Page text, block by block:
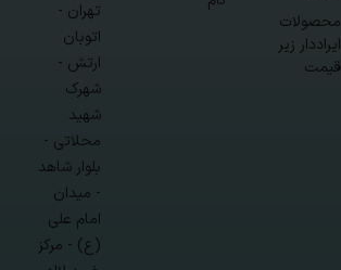
محصولات
ایراددار زیر
قیمت
تهران -
اتوبان
ارتش -
شهرک
شهید
محلاتی -
بلوار شاهد
- میدان
امام علی
(ع) - مرکز